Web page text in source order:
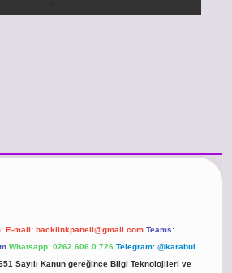
E-mail: backlinkpaneli@gmail.com Teams:
Whatsapp: 0262 606 0 726 Telegram: @karabul
Sayılı Kanun gereğince Bilgi Teknolojileri ve